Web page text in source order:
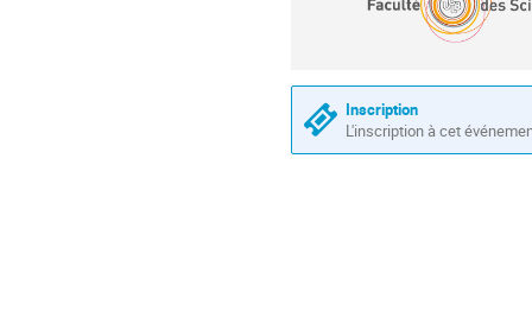
Inscription
L'inscription à cet